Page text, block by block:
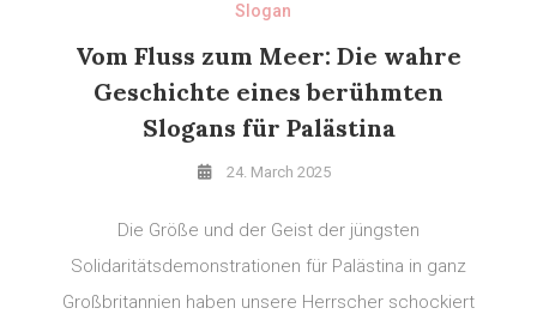
Slogan
Vom Fluss zum Meer: Die wahre
Geschichte eines berühmten
Slogans für Palästina
24. March 2025
Die Größe und der Geist der jüngsten
Solidaritätsdemonstrationen für Palästina in ganz
Großbritannien haben unsere Herrscher schockiert